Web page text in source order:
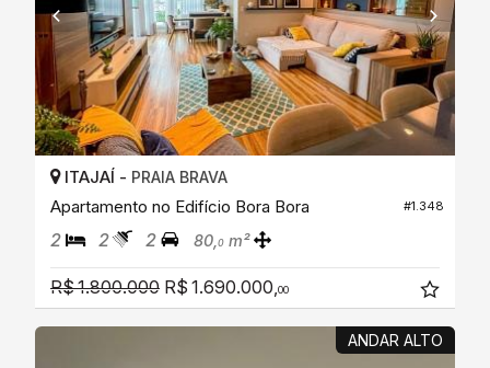
#1.348
ITAJAÍ - PRAIA BRAVA
Apartamento no Edifício Bora Bora
2 2 2 80,0 m²
R$ 1.800.000 R$ 1.690.000,00
ANDAR ALTO